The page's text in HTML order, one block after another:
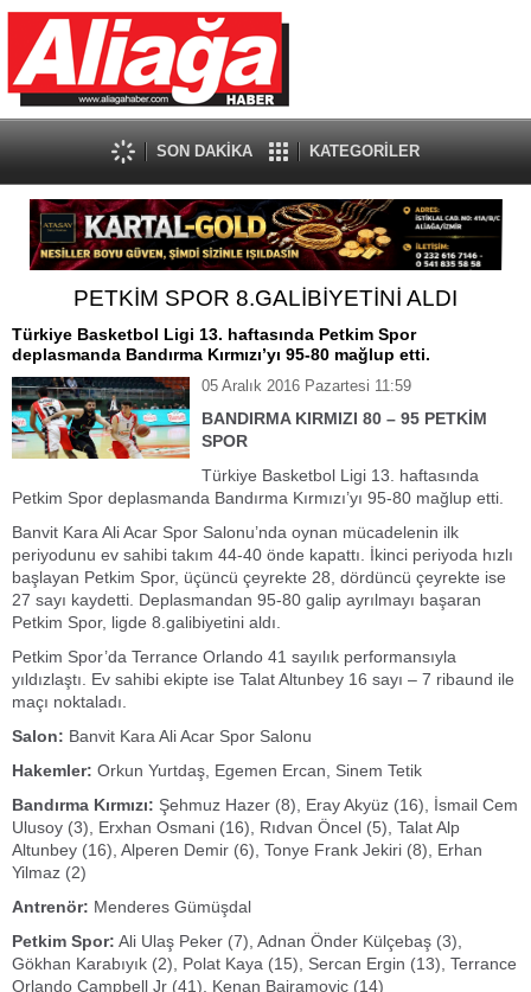
SON DAKİKA KATEGORİLER
PETKİM SPOR 8.GALİBİYETİNİ ALDI
Türkiye Basketbol Ligi 13. haftasında Petkim Spor
deplasmanda Bandırma Kırmızı’yı 95-80 mağlup etti.
05 Aralık 2016 Pazartesi 11:59
BANDIRMA KIRMIZI 80 – 95 PETKİM
SPOR
Türkiye Basketbol Ligi 13. haftasında
Petkim Spor deplasmanda Bandırma Kırmızı’yı 95-80 mağlup etti.
Banvit Kara Ali Acar Spor Salonu’nda oynan mücadelenin ilk
periyodunu ev sahibi takım 44-40 önde kapattı. İkinci periyoda hızlı
başlayan Petkim Spor, üçüncü çeyrekte 28, dördüncü çeyrekte ise
27 sayı kaydetti. Deplasmandan 95-80 galip ayrılmayı başaran
Petkim Spor, ligde 8.galibiyetini aldı.
Petkim Spor’da Terrance Orlando 41 sayılık performansıyla
yıldızlaştı. Ev sahibi ekipte ise Talat Altunbey 16 sayı – 7 ribaund ile
maçı noktaladı.
Salon: Banvit Kara Ali Acar Spor Salonu
Hakemler: Orkun Yurtdaş, Egemen Ercan, Sinem Tetik
Bandırma Kırmızı: Şehmuz Hazer (8), Eray Akyüz (16), İsmail Cem
Ulusoy (3), Erxhan Osmani (16), Rıdvan Öncel (5), Talat Alp
Altunbey (16), Alperen Demir (6), Tonye Frank Jekiri (8), Erhan
Yilmaz (2)
Antrenör: Menderes Gümüşdal
Petkim Spor: Ali Ulaş Peker (7), Adnan Önder Külçebaş (3),
Gökhan Karabıyık (2), Polat Kaya (15), Sercan Ergin (13), Terrance
Orlando Campbell Jr (41), Kenan Bajramovic (14)